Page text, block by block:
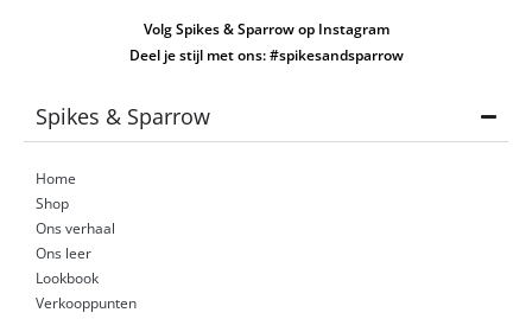
Volg Spikes & Sparrow op Instagram
Deel je stijl met ons: #spikesandsparrow
Spikes & Sparrow
Home
Shop
Ons verhaal
Ons leer
Lookbook
Verkooppunten